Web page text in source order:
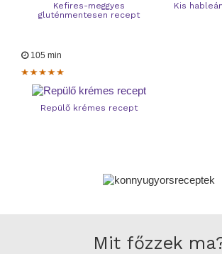
Kefires-meggyes
gluténmentesen recept
Kis
105 min
Repülő krémes recept
Mit főzzek